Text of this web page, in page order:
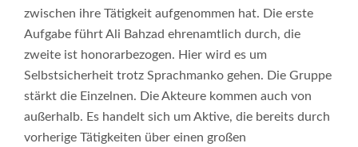
zwischen ihre Tätigkeit aufgenommen hat. Die erste
Aufgabe führt Ali Bahzad ehrenamtlich durch, die
zweite ist honorarbezogen. Hier wird es um
Selbstsicherheit trotz Sprachmanko gehen. Die Gruppe
stärkt die Einzelnen. Die Akteure kommen auch von
außerhalb. Es handelt sich um Aktive, die bereits durch
vorherige Tätigkeiten über einen großen